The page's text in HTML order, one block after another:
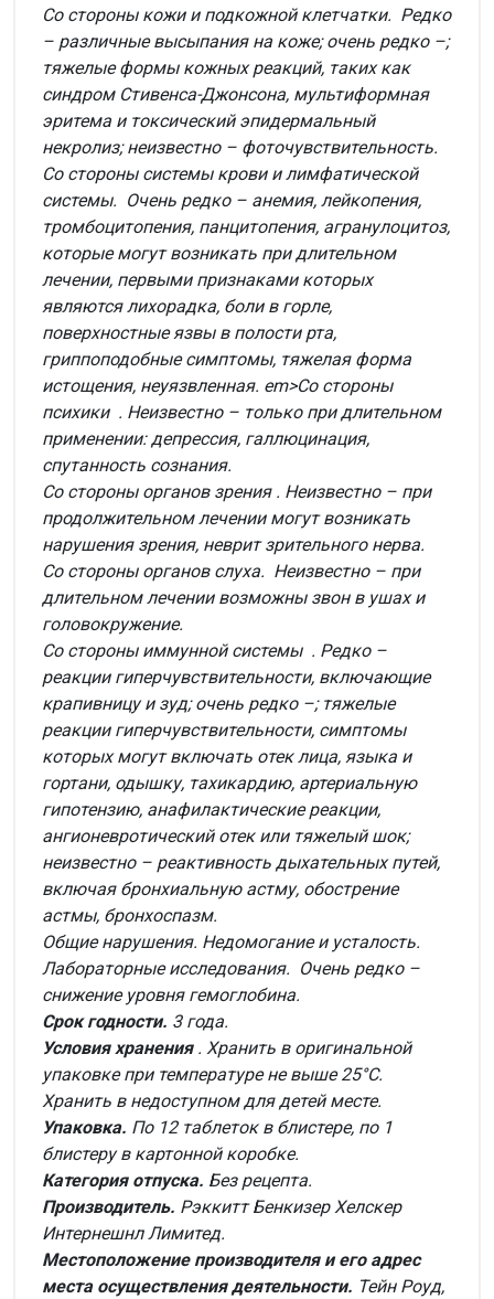
Со стороны кожи и подкожной клетчатки. Редко
– различные высыпания на коже; очень редко –;
тяжелые формы кожных реакций, таких как
синдром Стивенса-Джонсона, мультиформная
эритема и токсический эпидермальный
некролиз; неизвестно – фоточувствительность.
Со стороны системы крови и лимфатической
системы. Очень редко – анемия, лейкопения,
тромбоцитопения, панцитопения, агранулоцитоз,
которые могут возникать при длительном
лечении, первыми признаками которых
являются лихорадка, боли в горле,
поверхностные язвы в полости рта,
гриппоподобные симптомы, тяжелая форма
истощения, неуязвленная. em>Со стороны
психики . Неизвестно – только при длительном
применении: депрессия, галлюцинация,
спутанность сознания.
Со стороны органов зрения. Неизвестно – при
продолжительном лечении могут возникать
нарушения зрения, неврит зрительного нерва.
Со стороны органов слуха. Неизвестно – при
длительном лечении возможны звон в ушах и
головокружение.
Со стороны иммунной системы . Редко –
реакции гиперчувствительности, включающие
крапивницу и зуд; очень редко –; тяжелые
реакции гиперчувствительности, симптомы
которых могут включать отек лица, языка и
гортани, одышку, тахикардию, артериальную
гипотензию, анафилактические реакции,
ангионевротический отек или тяжелый шок;
неизвестно – реактивность дыхательных путей,
включая бронхиальную астму, обострение
астмы, бронхоспазм.
Общие нарушения. Недомогание и усталость.
Лабораторные исследования. Очень редко –
снижение уровня гемоглобина.
Срок годности. 3 года.
Условия хранения. Хранить в оригинальной
упаковке при температуре не выше 25°С.
Хранить в недоступном для детей месте.
Упаковка. По 12 таблеток в блистере, по 1
блистеру в картонной коробке.
Категория отпуска. Без рецепта.
Производитель. Рэккитт Бенкизер Хелскер
Интернешнл Лимитед.
Местоположение производителя и его адрес
места осуществления деятельности. Тейн Роуд,